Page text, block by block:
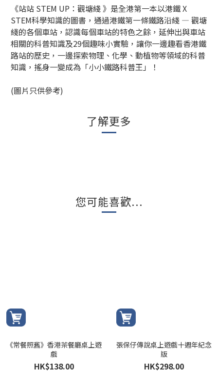
《站站 STEM UP：觀塘綫 》是全港第一本以港鐵 X
STEM科學知識的圖書，通過港鐵第一條鐵路沿綫 — 觀塘
綫的各個車站，認識每個車站的特色之餘，延伸出與車站
相關的科普知識及29個趣味小實驗，讓你一邊趣看香港鐵
路站的歷史，一邊探索物理、化學、動植物等領域的科普
知識，搖身一變成為「小小鐵路科普王」！
(圖片只供參考)
了解更多
您可能喜歡...
《常餐照舊》香港茶餐廳桌上遊
戲
HK$138.00
張保仔傳說桌上遊戲十週年紀念
版
HK$298.00